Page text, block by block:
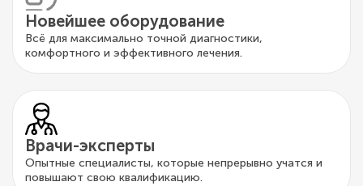
Новейшее оборудование
Всё для максимально точной диагностики,
комфортного и эффективного лечения.
Врачи-эксперты
Опытные специалисты, которые непрерывно учатся и
повышают свою квалификацию.